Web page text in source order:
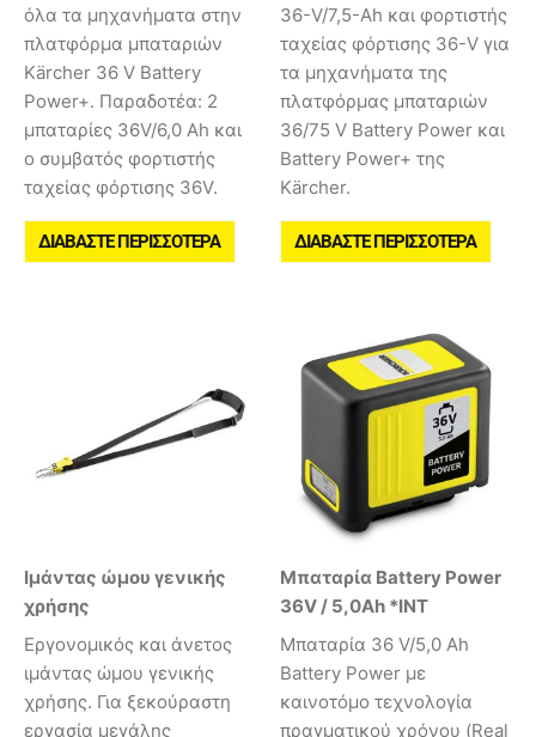
όλα τα μηχανήματα στην
πλατφόρμα μπαταριών
Kärcher 36 V Battery
Power+. Παραδοτέα: 2
μπαταρίες 36V/6,0 Ah και
ο συμβατός φορτιστής
ταχείας φόρτισης 36V.
ΔΙΑΒΆΣΤΕ ΠΕΡΙΣΣΌΤΕΡΑ
36-V/7,5-Ah και φορτιστής
ταχείας φόρτισης 36-V για
τα μηχανήματα της
πλατφόρμας μπαταριών
36/75 V Battery Power και
Battery Power+ της
Kärcher.
ΔΙΑΒΆΣΤΕ ΠΕΡΙΣΣΌΤΕΡΑ
Ιμάντας ώμου γενικής
χρήσης
Εργονομικός και άνετος
ιμάντας ώμου γενικής
χρήσης. Για ξεκούραστη
εργασία μεγάλης
Μπαταρία Battery Power
36V / 5,0Ah *INT
Mπαταρία 36 V/5,0 Ah
Battery Power με
καινοτόμο τεχνολογία
πραγματικού χρόνου (Real